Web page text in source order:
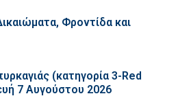
Φροντίδα και
(κατηγορία 3-Red
7 Αυγούστου 2026